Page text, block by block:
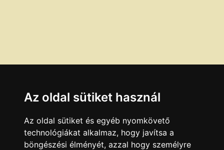
Az oldal sütiket használ
Az oldal sütiket és egyéb nyomkövető
technológiákat alkalmaz, hogy javítsa a
böngészési élményét, azzal hogy személyre